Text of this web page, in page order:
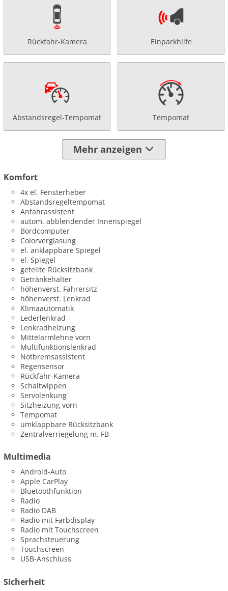
Rückfahr-Kamera Einparkhilfe
Abstandsregel-Tempomat Tempomat
Mehr anzeigen
Komfort
4x el. Fensterheber
Abstandsregeltempomat
Anfahrassistent
autom. abblendender Innenspiegel
Bordcomputer
Colorverglasung
el. anklappbare Spiegel
el. Spiegel
geteilte Rücksitzbank
Getränkehalter
höhenverst. Fahrersitz
höhenverst. Lenkrad
Klimaautomatik
Lederlenkrad
Lenkradheizung
Mittelarmlehne vorn
Multifunktionslenkrad
Notbremsassistent
Regensensor
Rückfahr-Kamera
Schaltwippen
Servolenkung
Sitzheizung vorn
Tempomat
umklappbare Rücksitzbank
Zentralverriegelung m. FB
Multimedia
Android-Auto
Apple CarPlay
Bluetoothfunktion
Radio
Radio DAB
Radio mit Farbdisplay
Radio mit Touchscreen
Sprachsteuerung
Touchscreen
USB-Anschluss
Sicherheit